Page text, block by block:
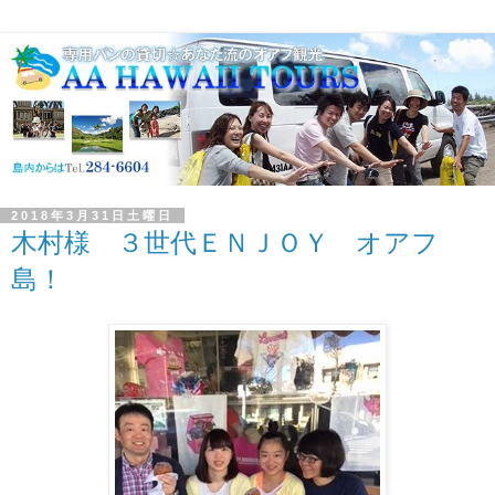
2018年3月31日土曜日
木村様 ３世代ＥＮＪＯＹ オアフ
島！